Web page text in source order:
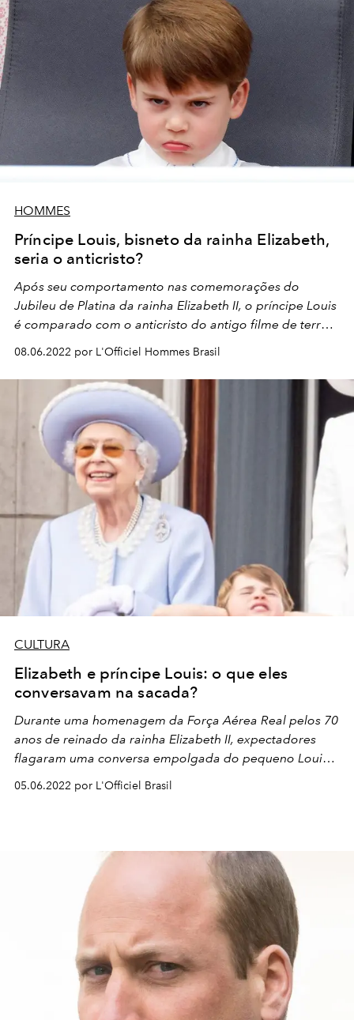
HOMMES
Príncipe Louis, bisneto da rainha Elizabeth,
seria o anticristo?
Após seu comportamento nas comemorações do
Jubileu de Platina da rainha Elizabeth II, o príncipe Louis
é comparado com o anticristo do antigo filme de terror.
08.06.2022 por L'Officiel Hommes Brasil
CULTURA
Elizabeth e príncipe Louis: o que eles
conversavam na sacada?
Durante uma homenagem da Força Aérea Real pelos 70
anos de reinado da rainha Elizabeth II, expectadores
flagaram uma conversa empolgada do pequeno Louis
com sua bisavó. Mas sobre o que eles tanto falavam?
05.06.2022 por L'Officiel Brasil